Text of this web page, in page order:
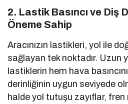
2. Lastik Basıncı ve Diş
Öneme Sahip
Aracınızın lastikleri, yol ile
sağlayan tek noktadır. Uzun
lastiklerin hem hava
derinliğinin uygun seviyede
halde yol tutuşu zayıflar,